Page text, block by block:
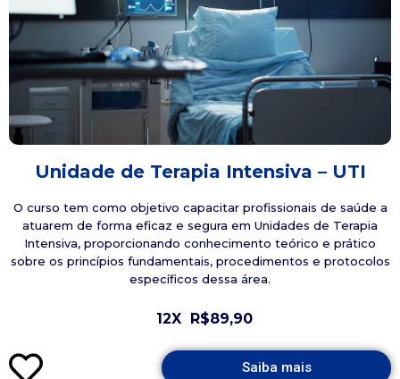
Unidade de Terapia Intensiva – UTI
O curso tem como objetivo capacitar profissionais de saúde a
atuarem de forma eficaz e segura em Unidades de Terapia
Intensiva, proporcionando conhecimento teórico e prático
sobre os princípios fundamentais, procedimentos e protocolos
específicos dessa área.
12X R$89,90
Saiba mais